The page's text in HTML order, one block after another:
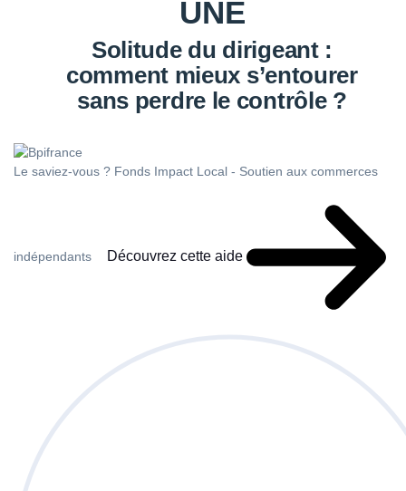
UNE
Solitude du dirigeant :
comment mieux s’entourer
sans perdre le contrôle ?
Le saviez-vous ? Fonds Impact Local - Soutien aux commerces
indépendants Découvrez cette aide